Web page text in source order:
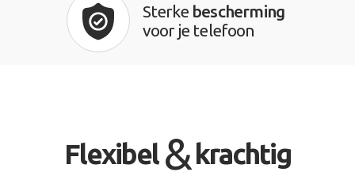
Sterke bescherming
voor je telefoon
Flexibel &krachtig